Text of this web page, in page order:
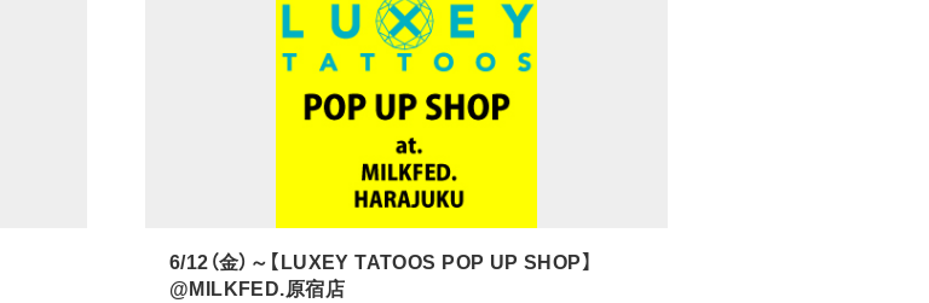
6/12（金）～【LUXEY TATOOS POP UP SHOP】
@MILKFED.原宿店